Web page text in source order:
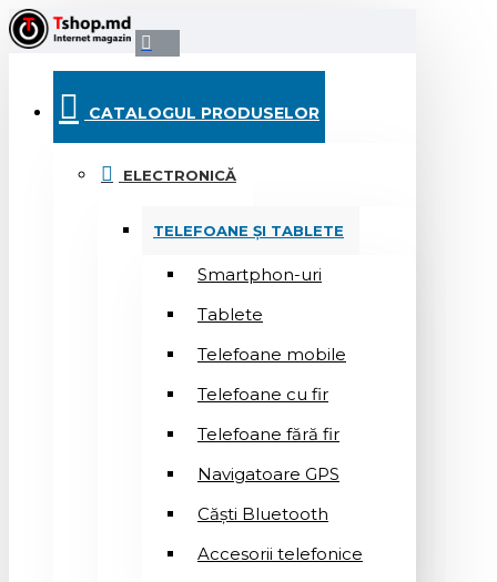
CATALOGUL PRODUSELOR
ELECTRONICĂ
TELEFOANE ȘI TABLETE
Smartphon-uri
Tablete
Telefoane mobile
Telefoane cu fir
Telefoane fără fir
Navigatoare GPS
Căști Bluetooth
Accesorii telefonice